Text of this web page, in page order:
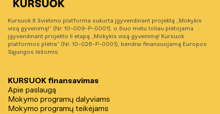
Kursuok.lt švietimo platforma sukurta įgyvendinant projektą „Mokykis
visą gyvenimą!“ (Nr. 10-009-P-0001), o šiuo metu toliau plėtojama
įgyvendinant projekto II etapą „Mokykis visą gyvenimą! Kursuok
platformos plėtra“ (Nr. 10-026-P-0001), bendrai finansuojamą Europos
Sąjungos lėšomis.
KURSUOK finansavimas
Apie paslaugą
Mokymo programų dalyviams
Mokymo programų teikėjams